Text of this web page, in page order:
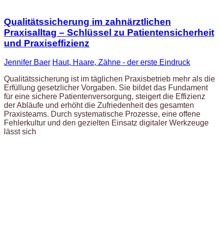
Qualitätssicherung im zahnärztlichen
Praxisalltag – Schlüssel zu Patientensicherheit
und Praxiseffizienz
Jennifer Baer Haut, Haare, Zähne - der erste Eindruck
Qualitätssicherung ist im täglichen Praxisbetrieb mehr als die
Erfüllung gesetzlicher Vorgaben. Sie bildet das Fundament
für eine sichere Patientenversorgung, steigert die Effizienz
der Abläufe und erhöht die Zufriedenheit des gesamten
Praxisteams. Durch systematische Prozesse, eine offene
Fehlerkultur und den gezielten Einsatz digitaler Werkzeuge
lässt sich